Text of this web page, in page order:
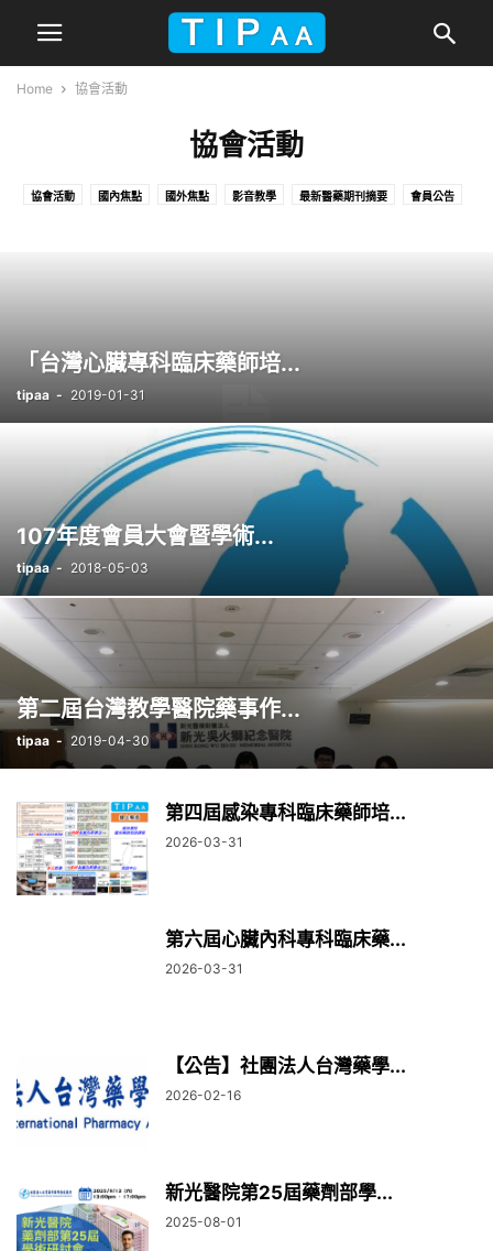
Home 協會活動
協會活動
協會活動 國內焦點 國外焦點 影音教學 最新醫藥期刊摘要 會員公告
「台灣心臟專科臨床藥師培...
tipaa - 2019-01-31
107年度會員大會暨學術...
tipaa - 2018-05-03
第二屆台灣教學醫院藥事作...
tipaa - 2019-04-30
第四屆感染專科臨床藥師培...
2026-03-31
第六屆心臟內科專科臨床藥...
2026-03-31
【公告】社團法人台灣藥學...
2026-02-16
新光醫院第25屆藥劑部學...
2025-08-01